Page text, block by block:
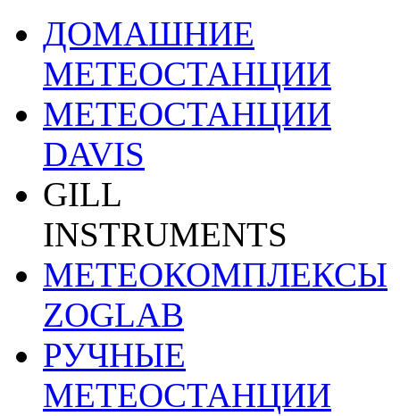
ДОМАШНИЕ
МЕТЕОСТАНЦИИ
МЕТЕОСТАНЦИИ
DAVIS
GILL
INSTRUMENTS
МЕТЕОКОМПЛЕКСЫ
ZOGLAB
РУЧНЫЕ
МЕТЕОСТАНЦИИ